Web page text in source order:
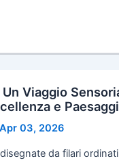
Viaggio
e
Apr 03, 2026
da filari